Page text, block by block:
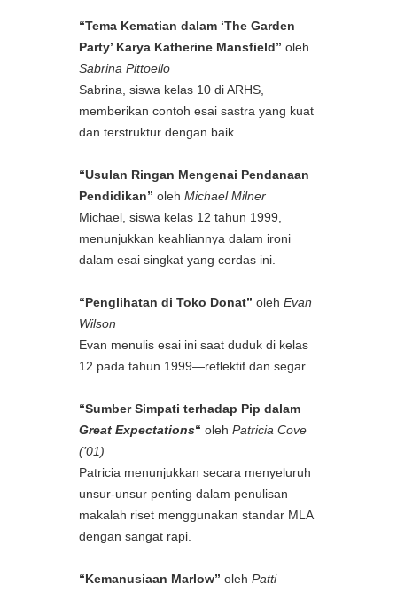
“Tema Kematian dalam ‘The Garden
Party’ Karya Katherine Mansfield” oleh
Sabrina Pittoello
Sabrina, siswa kelas 10 di ARHS,
memberikan contoh esai sastra yang kuat
dan terstruktur dengan baik.
“Usulan Ringan Mengenai Pendanaan
Pendidikan” oleh Michael Milner
Michael, siswa kelas 12 tahun 1999,
menunjukkan keahliannya dalam ironi
dalam esai singkat yang cerdas ini.
“Penglihatan di Toko Donat” oleh Evan
Wilson
Evan menulis esai ini saat duduk di kelas
12 pada tahun 1999—reflektif dan segar.
“Sumber Simpati terhadap Pip dalam
Great Expectations“ oleh Patricia Cove
(’01)
Patricia menunjukkan secara menyeluruh
unsur-unsur penting dalam penulisan
makalah riset menggunakan standar MLA
dengan sangat rapi.
“Kemanusiaan Marlow” oleh Patti